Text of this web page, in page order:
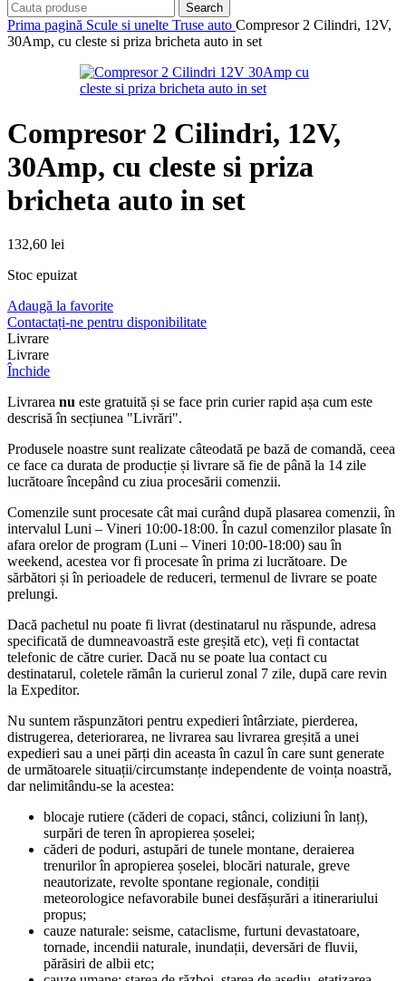
Search
Prima pagină Scule si unelte Truse auto Compresor 2 Cilindri, 12V,
30Amp, cu cleste si priza bricheta auto in set
Compresor 2 Cilindri, 12V,
30Amp, cu cleste si priza
bricheta auto in set
132,60 lei
Stoc epuizat
Adaugă la favorite
Contactați-ne pentru disponibilitate
Livrare
Livrare
Închide
Livrarea nu este gratuită și se face prin curier rapid așa cum este
descrisă în secțiunea "Livrări".
Produsele noastre sunt realizate câteodată pe bază de comandă, ceea
ce face ca durata de producție și livrare să fie de până la 14 zile
lucrătoare începând cu ziua procesării comenzii.
Comenzile sunt procesate cât mai curând după plasarea comenzii, în
intervalul Luni – Vineri 10:00-18:00. În cazul comenzilor plasate în
afara orelor de program (Luni – Vineri 10:00-18:00) sau în
weekend, acestea vor fi procesate în prima zi lucrătoare. De
sărbători și în perioadele de reduceri, termenul de livrare se poate
prelungi.
Dacă pachetul nu poate fi livrat (destinatarul nu răspunde, adresa
specificată de dumneavoastră este greșită etc), veți fi contactat
telefonic de către curier. Dacă nu se poate lua contact cu
destinatarul, coletele rămân la curierul zonal 7 zile, după care revin
la Expeditor.
Nu suntem răspunzători pentru expedieri întârziate, pierderea,
distrugerea, deteriorarea, ne livrarea sau livrarea greșită a unei
expedieri sau a unei părți din aceasta în cazul în care sunt generate
de următoarele situații/circumstanțe independente de voința noastră,
dar nelimitându-se la acestea:
blocaje rutiere (căderi de copaci, stânci, coliziuni în lanț),
surpări de teren în apropierea șoselei;
căderi de poduri, astupări de tunele montane, deraierea
trenurilor în apropierea șoselei, blocări naturale, greve
neautorizate, revolte spontane regionale, condiții
meteorologice nefavorabile bunei desfășurări a itinerariului
propus;
cauze naturale: seisme, cataclisme, furtuni devastatoare,
tornade, incendii naturale, inundații, deversări de fluvii,
părăsiri de albii etc;